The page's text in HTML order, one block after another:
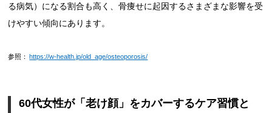
る病気）になる割合も高く、骨痩せに起因するさまざまな影響を受
けやすい傾向にあります。
参照： https://w-health.jp/old_age/osteoporosis/
60代女性が「老け顔」をカバーするケア習慣と